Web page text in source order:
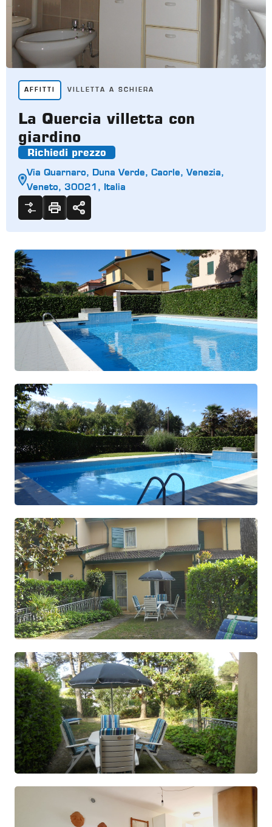
AFFITTI VILLETTA A SCHIERA
La Quercia villetta con
giardino
Richiedi prezzo
Via Quarnaro, Duna Verde, Caorle, Venezia,
Veneto, 30021, Italia